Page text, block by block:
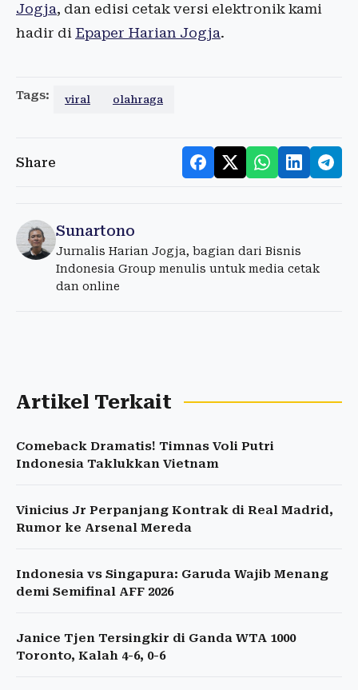
Jogja, dan edisi cetak versi elektronik kami
hadir di Epaper Harian Jogja.
Tags: viral olahraga
Share
Sunartono
Jurnalis Harian Jogja, bagian dari Bisnis
Indonesia Group menulis untuk media cetak
dan online
Artikel Terkait
Comeback Dramatis! Timnas Voli Putri
Indonesia Taklukkan Vietnam
Vinicius Jr Perpanjang Kontrak di Real Madrid,
Rumor ke Arsenal Mereda
Indonesia vs Singapura: Garuda Wajib Menang
demi Semifinal AFF 2026
Janice Tjen Tersingkir di Ganda WTA 1000
Toronto, Kalah 4-6, 0-6